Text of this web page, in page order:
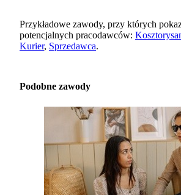
Przykładowe zawody, przy których
potencjalnych pracodawców:
Kurier, Sprzedawca.
Podobne zawody